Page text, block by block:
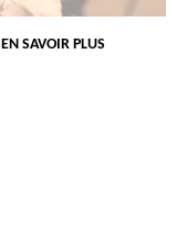
EN SAVOIR PLUS